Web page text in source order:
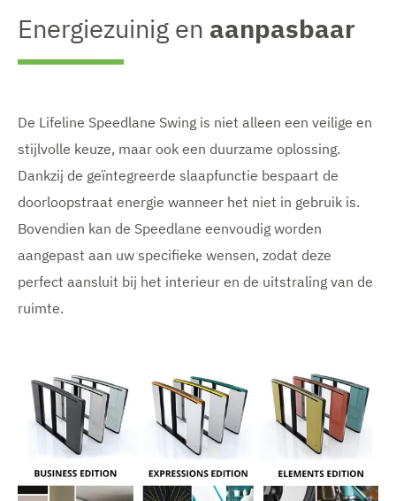
Energiezuinig en aanpasbaar
De Lifeline Speedlane Swing is niet alleen een veilige en
stijlvolle keuze, maar ook een duurzame oplossing.
Dankzij de geïntegreerde slaapfunctie bespaart de
doorloopstraat energie wanneer het niet in gebruik is.
Bovendien kan de Speedlane eenvoudig worden
aangepast aan uw specifieke wensen, zodat deze
perfect aansluit bij het interieur en de uitstraling van de
ruimte.